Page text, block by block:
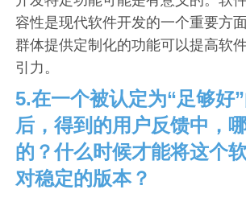
容性是现代软件开发的一个重要方
群体提供定制化的功能可以提高软
引力。
5.在一个被认定为“足够好
后，得到的用户反馈中，
的？什么时候才能将这个
对稳定的版本？